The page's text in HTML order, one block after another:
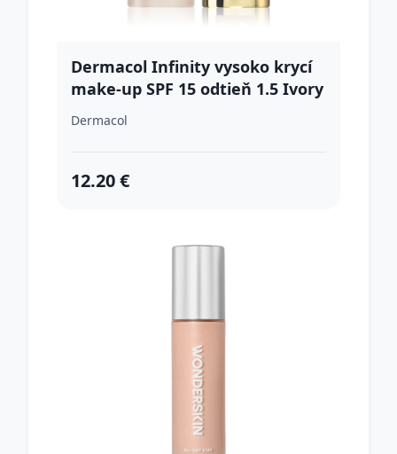
Dermacol Infinity vysoko krycí
make-up SPF 15 odtieň 1.5 Ivory
20 g
Dermacol
12.20 €